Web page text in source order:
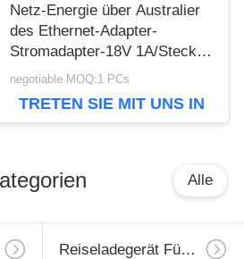
Netz-Energie über Australier
des Ethernet-Adapter-
Stromadapter-18V 1A/Stecker
Vereinigter Staaten/Europas
negotiable MOQ:1 PCs
TRETEN SIE MIT UNS IN
VERBINDUNG
Alle
Reiseladegerät Für Mobiltelefone